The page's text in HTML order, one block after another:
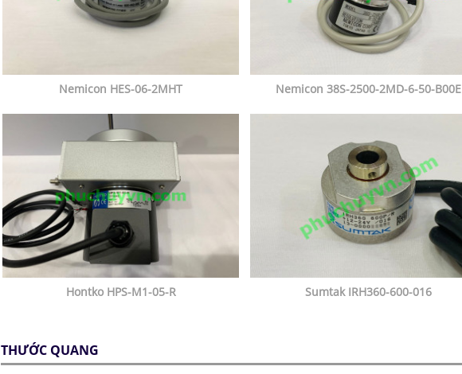
Nemicon HES-06-2MHT Nemicon 38S-2500-2MD-6-50-B00E
Hontko HPS-M1-05-R Sumtak IRH360-600-016
THƯỚC QUANG